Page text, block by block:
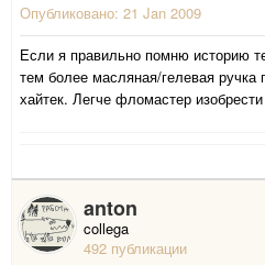
Опубликовано: 21 Jan 2009
Если я правильно помню историю
тем более масляная/гелевая
хайтек. Легче фломастер
anton
collega
492 публикации